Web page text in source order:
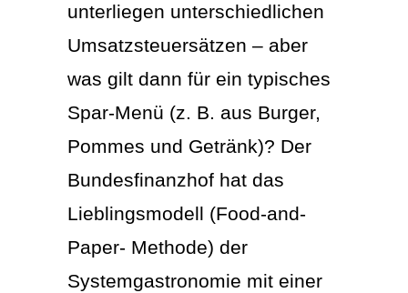
unterliegen unterschiedlichen
Umsatzsteuersätzen – aber
was gilt dann für ein typisches
Spar-Menü (z. B. aus Burger,
Pommes und Getränk)? Der
Bundesfinanzhof hat das
Lieblingsmodell (Food-and-
Paper- Methode) der
Systemgastronomie mit einer